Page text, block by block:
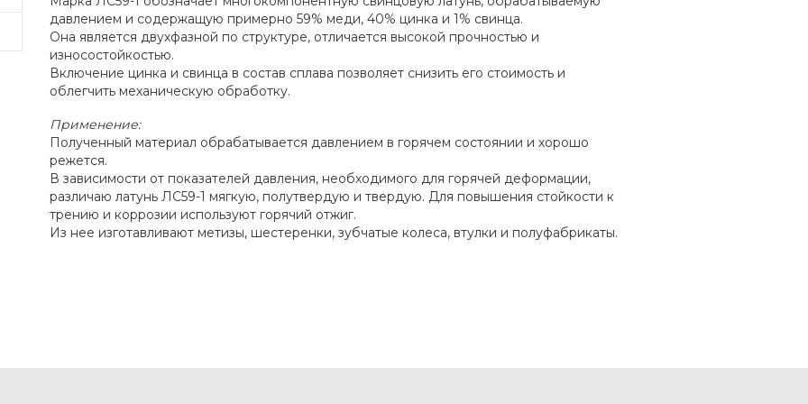
давлением и содержащую примерно 59% меди, 40% цинка и 1% свинца.
Она является двухфазной по структуре, отличается высокой прочностью и
износостойкостью.
Включение цинка и свинца в состав сплава позволяет снизить его стоимость и
облегчить механическую обработку.
Применение:
Полученный материал обрабатывается давлением в горячем состоянии и хорошо
режется.
В зависимости от показателей давления, необходимого для горячей деформации,
различаю латунь ЛС59-1 мягкую, полутвердую и твердую. Для повышения стойкости к
трению и коррозии используют горячий отжиг.
Из нее изготавливают метизы, шестеренки, зубчатые колеса, втулки и полуфабрикаты.